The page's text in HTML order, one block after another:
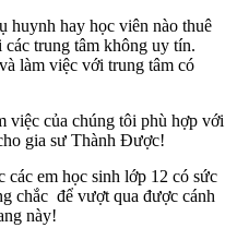
huynh hay học viên nào thuê
trung tâm không uy tín.
làm việc với trung tâm có
việc của chúng tôi phù hợp với
gia sư Thành Được!
em học sinh lớp 12 có sức
chắc để vượt qua được cánh
này!